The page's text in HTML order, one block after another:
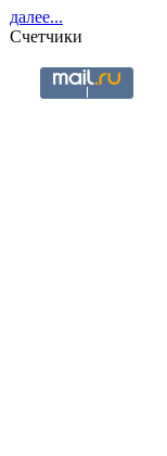
далее...
Счетчики